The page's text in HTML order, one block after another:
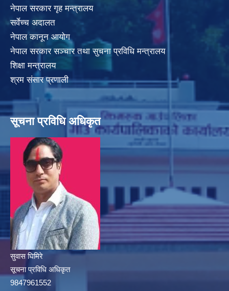
नेपाल सरकार गृह मन्त्रालय
सर्वेच्च अदालत
नेपाल कानून आयोग
नेपाल सरकार सञ्चार तथा सुचना प्रविधि मन्त्रालय
शिक्षा मन्त्रालय
श्रम संसार प्रणाली
सूचना प्रविधि अधिकृत
सुवास घिमिरे
सूचना प्रविधि अधिकृत
9847961552